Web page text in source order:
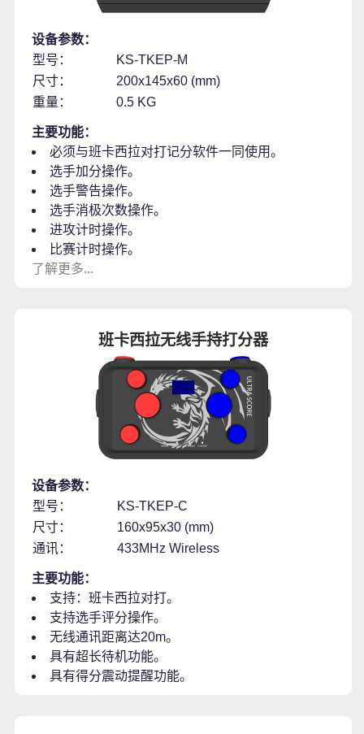
设备参数：
型号：
KS-TKEP-M
尺寸：
200x145x60 (mm)
重量：
0.5 KG
主要功能：
必须与班卡西拉对打记分软件一同使用。
选手加分操作。
选手警告操作。
选手消极次数操作。
进攻计时操作。
比赛计时操作。
了解更多...
班卡西拉无线手持打分器
设备参数：
型号：
KS-TKEP-C
尺寸：
160x95x30 (mm)
通讯：
433MHz Wireless
主要功能：
支持：班卡西拉对打。
支持选手评分操作。
无线通讯距离达20m。
具有超长待机功能。
具有得分震动提醒功能。